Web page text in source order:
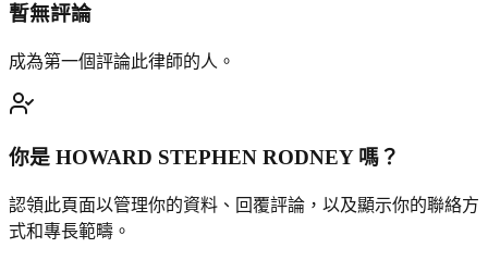
暫無評論
成為第一個評論此律師的人。
你是 HOWARD STEPHEN RODNEY嗎？
認領此頁面以管理你的資料、回覆評論，以及顯示你的聯絡方
式和專長範疇。